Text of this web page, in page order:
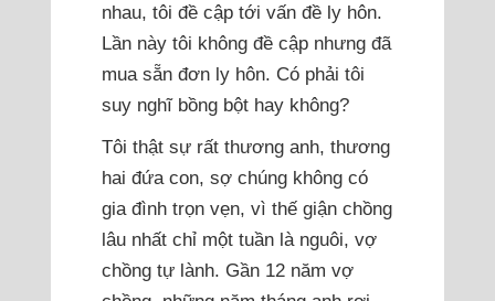
nhau, tôi đề cập tới vấn đề ly hôn.
Lần này tôi không đề cập nhưng đã
mua sẵn đơn ly hôn. Có phải tôi
suy nghĩ bồng bột hay không?
Tôi thật sự rất thương anh, thương
hai đứa con, sợ chúng không có
gia đình trọn vẹn, vì thế giận chồng
lâu nhất chỉ một tuần là nguôi, vợ
chồng tự lành. Gần 12 năm vợ